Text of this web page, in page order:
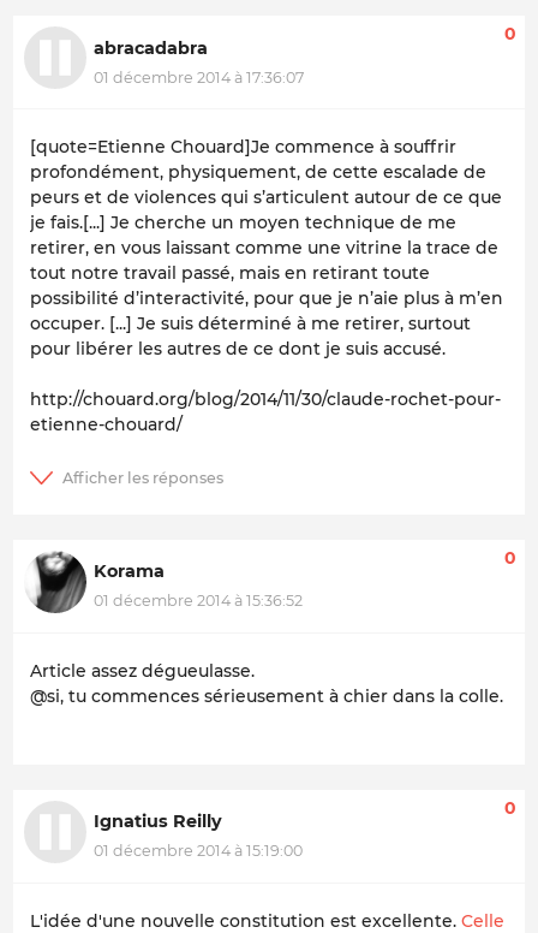
abracadabra
01 décembre 2014 à 17:36:07
0
[quote=Etienne Chouard]Je commence à souffrir
profondément, physiquement, de cette escalade de
peurs et de violences qui s’articulent autour de ce que
je fais.[...] Je cherche un moyen technique de me
retirer, en vous laissant comme une vitrine la trace de
tout notre travail passé, mais en retirant toute
possibilité d’interactivité, pour que je n’aie plus à m’en
occuper. [...] Je suis déterminé à me retirer, surtout
pour libérer les autres de ce dont je suis accusé.
http://chouard.org/blog/2014/11/30/claude-rochet-pour-
etienne-chouard/
Korama
01 décembre 2014 à 15:36:52
0
Article assez dégueulasse.
@si, tu commences sérieusement à chier dans la colle.
Ignatius Reilly
01 décembre 2014 à 15:19:00
0
L'idée d'une nouvelle constitution est excellente. Celle